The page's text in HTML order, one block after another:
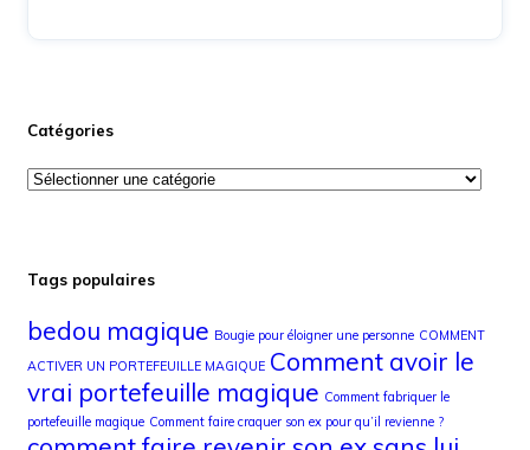
Catégories
Tags populaires
bedou magique Bougie pour éloigner une personne COMMENT
ACTIVER UN PORTEFEUILLE MAGIQUE Comment avoir le
vrai portefeuille magique Comment fabriquer le
portefeuille magique Comment faire craquer son ex pour qu’il revienne ?